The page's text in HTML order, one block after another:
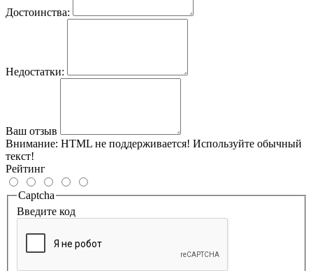
Достоинства:
Недостатки:
Ваш отзыв
Внимание: HTML не поддерживается! Используйте обычный
текст!
Рейтинг
Captcha
Введите код